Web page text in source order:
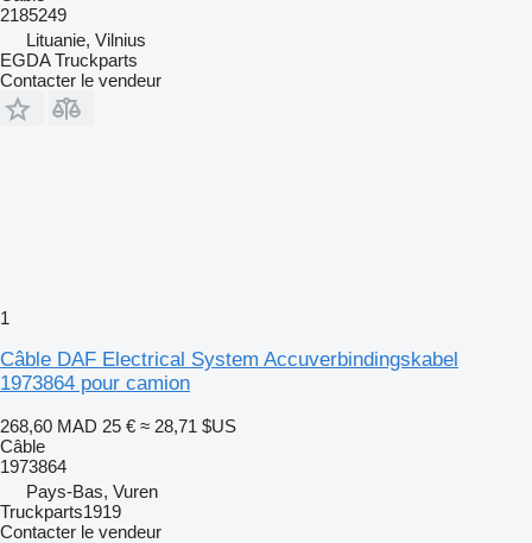
2185249
Lituanie, Vilnius
EGDA Truckparts
Contacter le vendeur
1
Câble DAF Electrical System Accuverbindingskabel
1973864 pour camion
268,60 MAD 25 € ≈ 28,71 $US
Câble
1973864
Pays-Bas, Vuren
Truckparts1919
Contacter le vendeur